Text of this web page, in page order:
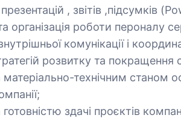
, звітів ,підсумків
організація роботи пероналу
комунікації і
розвитку та покращення
технічним станом
здачі проєктів